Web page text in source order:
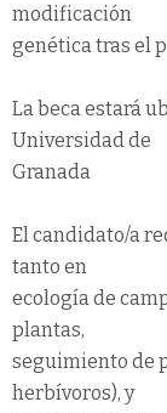
modificación
genética tras el
La beca estará
Universidad de
Granada
El candidato/a
tanto en
ecología de
plantas,
seguimiento de
herbívoros), y